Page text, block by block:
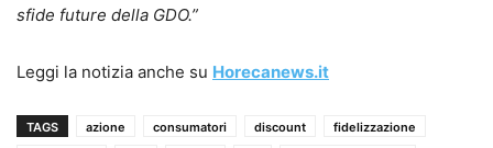
sfide future della GDO.”
Leggi la notizia anche su Horecanews.it
TAGS azione consumatori discount
fidelizzazione